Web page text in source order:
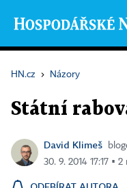
HN.cz › Názory
Státní
David Klimeš
30. 9. 2014 17:17 ▪